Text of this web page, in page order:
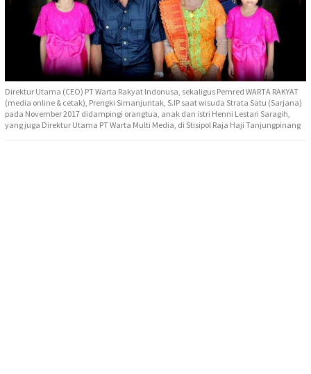
Direktur Utama (CEO) PT Warta Rakyat Indonusa, sekaligus Pemred WARTA RAKYAT
(media online & cetak), Prengki Simanjuntak, S.IP saat wisuda Strata Satu (Sarjana)
pada November 2017 didampingi orangtua, anak dan istri Henni Lestari Saragih,
yang juga Direktur Utama PT Warta Multi Media, di Stisipol Raja Haji Tanjungpinang